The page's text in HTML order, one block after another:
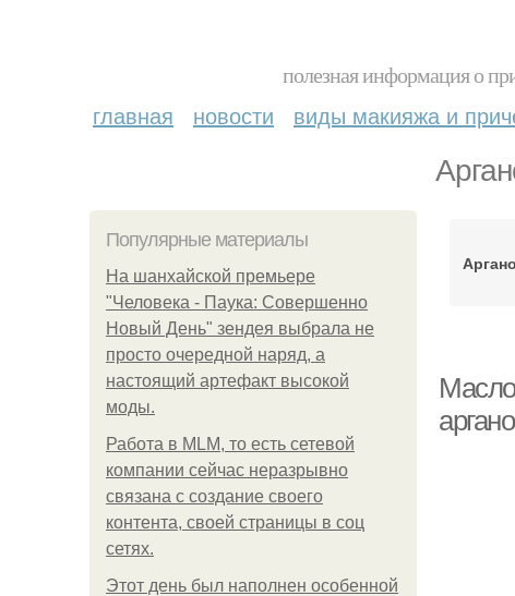
полезная информация о
главная новости виды макияжа и
Популярные материалы
На шанхайской премьере
"Человека - Паука: Совершенно
Новый День" зендея выбрала не
просто очередной наряд, а
настоящий артефакт высокой
моды.
Работа в MLM, то есть сетевой
компании сейчас неразрывно
связана с создание своего
контента, своей страницы в соц
сетях.
Этот день был наполнен особенной